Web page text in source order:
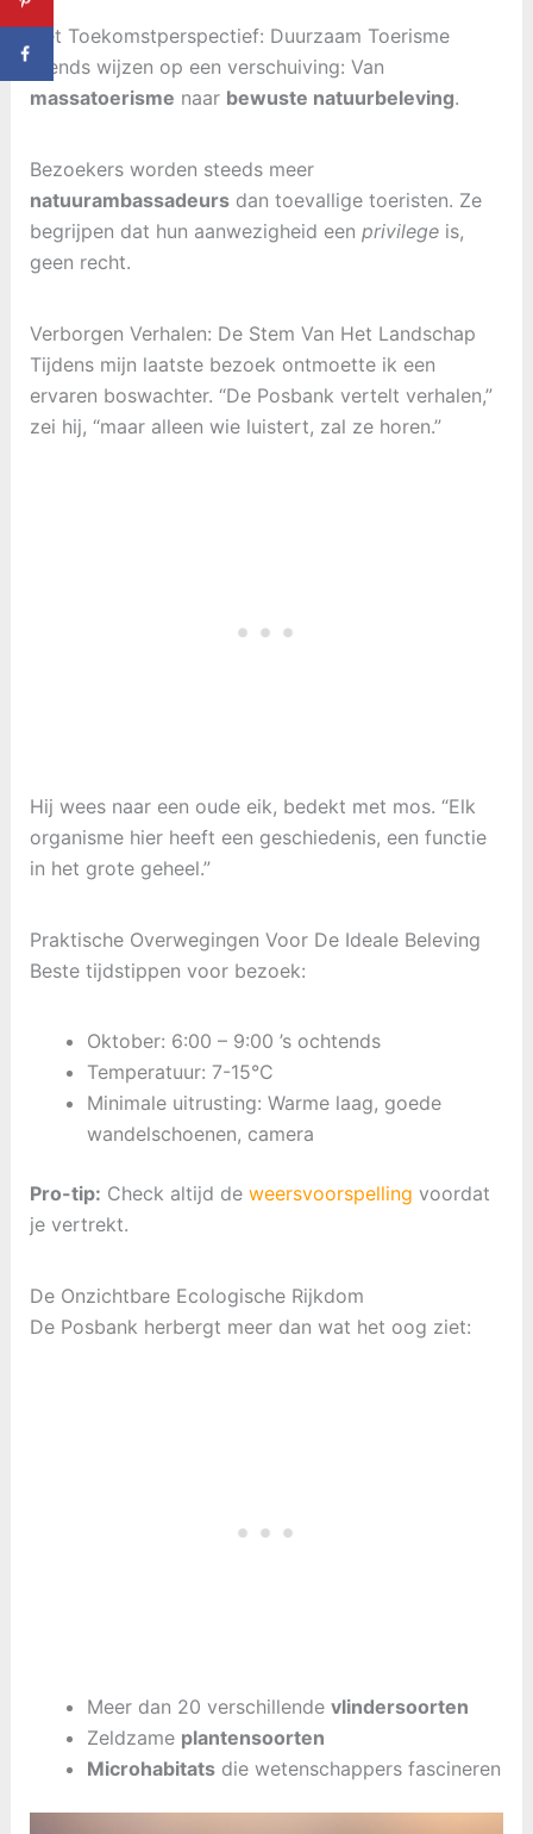
Het Toekomstperspectief: Duurzaam Toerisme
Trends wijzen op een verschuiving: Van
massatoerisme naar bewuste natuurbeleving.
Bezoekers worden steeds meer
natuurambassadeursdan toevallige toeristen. Ze
begrijpen dat hun aanwezigheid een privilegeis,
geen recht.
Verborgen Verhalen: De Stem Van Het Landschap
Tijdens mijn laatste bezoek ontmoette ik een
ervaren boswachter. “De Posbank vertelt verhalen,”
zei hij, “maar alleen wie luistert, zal ze horen.”
Hij wees naar een oude eik, bedekt met mos. “Elk
organisme hier heeft een geschiedenis, een functie
in het grote geheel.”
Praktische Overwegingen Voor De Ideale Beleving
Beste tijdstippen voor bezoek:
Oktober: 6:00 – 9:00 ’s ochtends
Temperatuur: 7-15°C
Minimale uitrusting: Warme laag, goede
wandelschoenen, camera
Pro-tip: Check altijd de weersvoorspelling voordat
je vertrekt.
De Onzichtbare Ecologische Rijkdom
De Posbank herbergt meer dan wat het oog ziet:
Meer dan 20 verschillende vlindersoorten
Zeldzame plantensoorten
Microhabitatsdie wetenschappers fascineren